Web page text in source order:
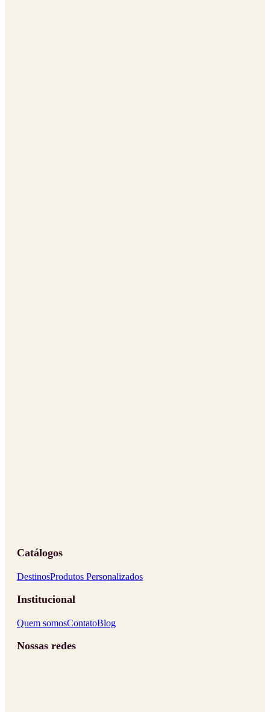
Catálogos
DestinosProdutos Personalizados
Institucional
Quem somosContatoBlog
Nossas redes